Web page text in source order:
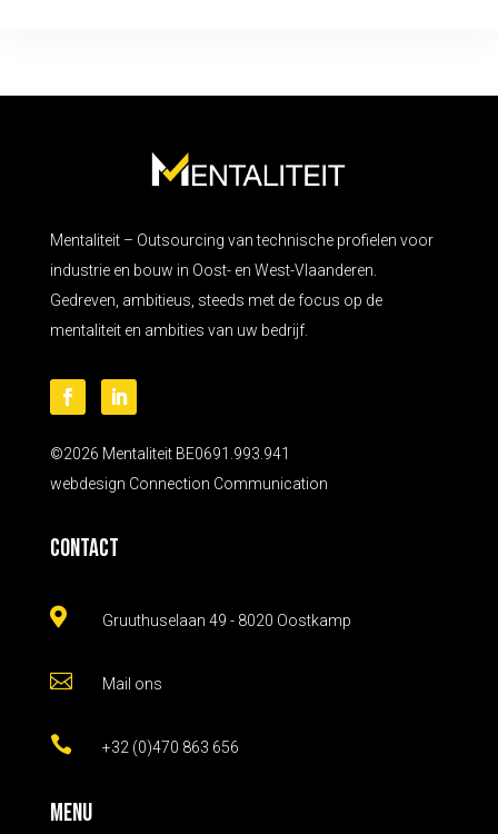
Mentaliteit – Outsourcing van technische profielen voor
industrie en bouw in Oost- en West-Vlaanderen.
Gedreven, ambitieus, steeds met de focus op de
mentaliteit en ambities van uw bedrijf.
©2026 Mentaliteit BE0691.993.941
webdesign Connection Communication
Contact
 Gruuthuselaan 49 - 8020 Oostkamp
 Mail ons
 +32 (0)470 863 656
Menu